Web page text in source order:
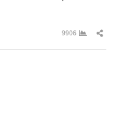
9906